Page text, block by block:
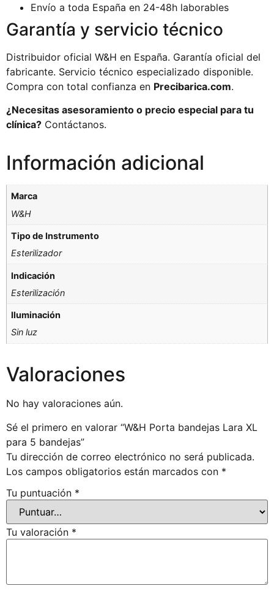
Envío a toda España en 24-48h laborables
Garantía y servicio técnico
Distribuidor oficial W&H en España. Garantía oficial del
fabricante. Servicio técnico especializado disponible.
Compra con total confianza en Precibarica.com.
¿Necesitas asesoramiento o precio especial para tu
clínica? Contáctanos.
Información adicional
Marca
W&H
Tipo de Instrumento
Esterilizador
Indicación
Esterilización
Iluminación
Sin luz
Valoraciones
No hay valoraciones aún.
Sé el primero en valorar “W&H Porta bandejas Lara XL
para 5 bandejas”
Tu dirección de correo electrónico no será publicada.
Los campos obligatorios están marcados con *
Tu puntuación *
Tu valoración *